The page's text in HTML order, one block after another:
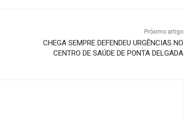
Próximo artigo
CHEGA SEMPRE DEFENDEU URGÊNCIAS NO
CENTRO DE SAÚDE DE PONTA DELGADA